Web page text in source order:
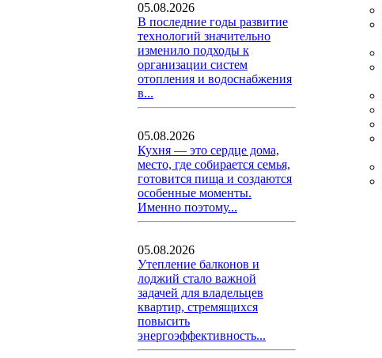
05.08.2026
В последние годы развитие
технологий значительно
изменило подходы к
организации систем
отопления и водоснабжения
в...
05.08.2026
Кухня — это сердце дома,
место, где собирается семья,
готовится пища и создаются
особенные моменты.
Именно поэтому...
05.08.2026
Утепление балконов и
лоджий стало важной
задачей для владельцев
квартир, стремящихся
повысить
энергоэффективность...